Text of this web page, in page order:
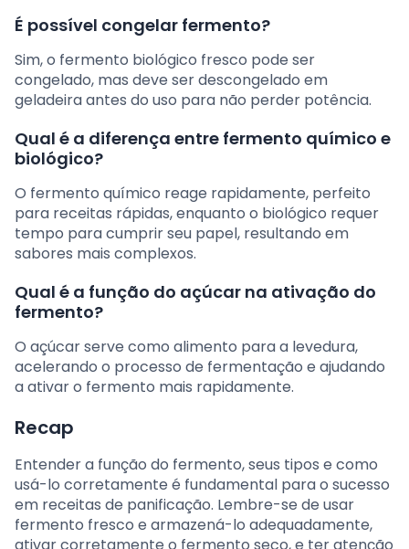
É possível congelar fermento?
Sim, o fermento biológico fresco pode ser
congelado, mas deve ser descongelado em
geladeira antes do uso para não perder potência.
Qual é a diferença entre fermento químico e
biológico?
O fermento químico reage rapidamente, perfeito
para receitas rápidas, enquanto o biológico requer
tempo para cumprir seu papel, resultando em
sabores mais complexos.
Qual é a função do açúcar na ativação do
fermento?
O açúcar serve como alimento para a levedura,
acelerando o processo de fermentação e ajudando
a ativar o fermento mais rapidamente.
Recap
Entender a função do fermento, seus tipos e como
usá-lo corretamente é fundamental para o sucesso
em receitas de panificação. Lembre-se de usar
fermento fresco e armazená-lo adequadamente,
ativar corretamente o fermento seco, e ter atenção